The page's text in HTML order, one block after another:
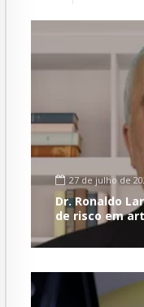
27 de julho de
Dr. Ronaldo
de risco em